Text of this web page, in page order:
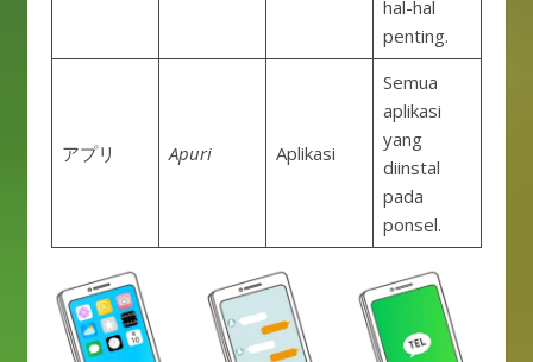
hal-hal
penting.
アプリ Apuri Aplikasi
Semua
aplikasi
yang
diinstal
pada
ponsel.